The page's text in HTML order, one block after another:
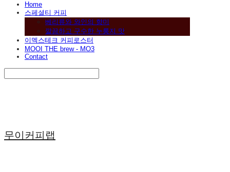
Home
스페셜티 커피
베리류와 와인의 향미
깔끔하고 구수한 누룽지 맛
이멕스테크 커피로스터
MOOI THE brew - MO3
Contact
무이커피랩